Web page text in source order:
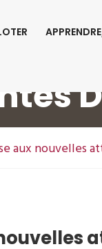
:
aux nouvelles